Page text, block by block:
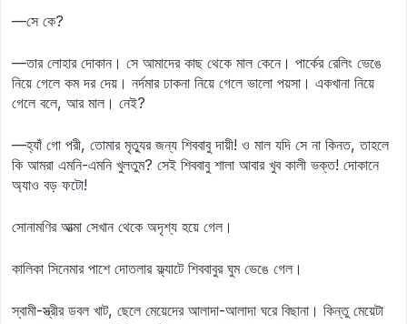
—সে কে?
—তার লোহার দোকান। সে আমাদের কাছ থেকে মাল কেনে। পার্কের রেলিং ভেঙে
নিয়ে গেলে কম দর দেয়। নর্দমার ঢাকনা নিয়ে গেলে ভালো পয়সা। একখানা নিয়ে
গেলে বলে, আর মাল। নেই?
—হ্যাঁ গো পরী, তোমার মৃত্যুর জন্য শিববাবু দায়ী! ও মাল যদি সে না কিনত, তাহলে
কি আমরা এমনি-এমনি খুলতুম? সেই শিববাবু শালা আবার খুব কালী ভক্ত! দোকানে
অ্যাও বড় ফটো!
সোনামণির আত্মা সেখান থেকে অদৃশ্য হয়ে গেল।
কালিকা সিনেমার পাশে দোতলার ফ্ল্যাটে শিববাবুর ঘুম ভেঙে গেল।
স্বামী-স্ত্রীর ডবল খাট, ছেলে মেয়েদের আলাদা-আলাদা ঘরে বিছানা। কিন্তু মেয়েটা